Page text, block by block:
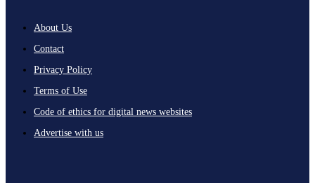
About Us
Contact
Privacy Policy
Terms of Use
Code of ethics for digital news websites
Advertise with us